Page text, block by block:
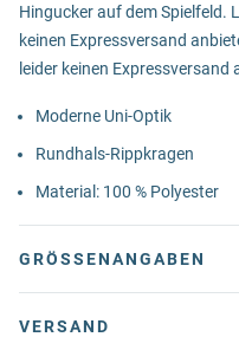
Hingucker auf dem Spielfeld.
keinen Expressversand
leider keinen Expressversand
Moderne Uni-Optik
Rundhals-Rippkragen
Material: 100 % Polyester
GRÖSSENANGABEN
VERSAND